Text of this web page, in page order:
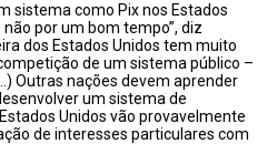
sistema como Pix nos Estados
não por um bom tempo”, diz
dos Estados Unidos tem muito
de um sistema público –
Outras nações devem aprender
um sistema de
Unidos vão provavelmente
de interesses particulares com